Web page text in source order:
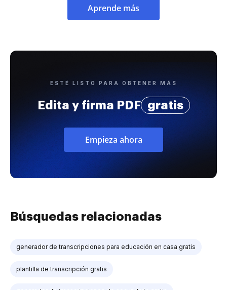
Aprende más
ESTÉ LISTO PARA OBTENER MÁS
Edita y firma PDF gratis
Empieza ahora
Búsquedas relacionadas
generador de transcripciones para educación en casa gratis
plantilla de transcripción gratis